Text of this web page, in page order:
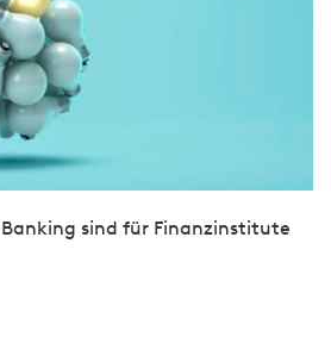
sind für Finanzinstitute